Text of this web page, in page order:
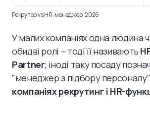
Рекрутер vs HR-менеджер, 2026
У малих компаніях одна людина
обидві ролі – тоді її називають
Partner; іноді таку посаду
"менеджер з підбору
компаніях рекрутинг і HR-